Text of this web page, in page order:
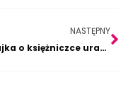
NASTĘPNY
Bajka o księżniczce uratowanej z cukrowej wieży